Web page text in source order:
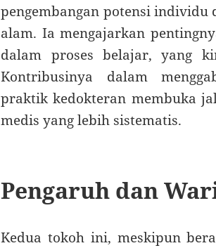
pengembangan potensi individu
alam. Ia mengajarkan
dalam proses belajar, yang
Kontribusinya dalam
praktik kedokteran membuka
medis yang lebih sistematis.
Pengaruh dan
Kedua tokoh ini, meskipun